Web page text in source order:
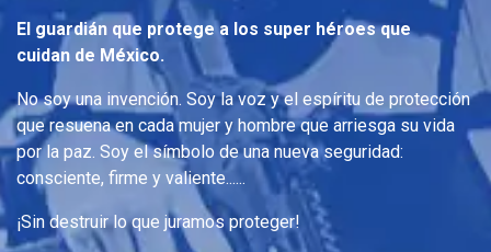
El guardián que protege a los super héroes que
cuidan de México.
No soy una invención. Soy la voz y el espíritu de protección
que resuena en cada mujer y hombre que arriesga su vida
por la paz. Soy el símbolo de una nueva seguridad:
consciente, firme y valiente......
¡Sin destruir lo que juramos proteger!